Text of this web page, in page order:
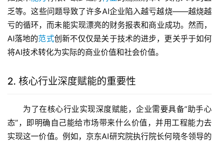
乏等。这些问题导致了许多AI企业陷入越亏越烧——越烧越
亏的循环，而未能实现漂亮的财务报表和商业成功。然而，
AI落地的范式创新不仅仅是关于技术的进步，更关乎于如何
将AI技术转化为实际的商业价值和社会价值。
2. 核心行业深度赋能的重要性
为了在核心行业实现深度赋能，企业需要具备“助手心
态”，即明确自己能给市场带来什么价值，并用工程能力去
实现这一价值。例如，京东AI研究院执行院长何晓冬领导的